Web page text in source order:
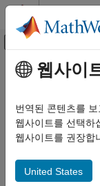
콘텐츠로 바로 가기
오프캔버
문서 홈
카테고리
Data Acquisition
Image Acquisition
Industrial
주요 콘텐츠
웹사이
번역된 콘텐츠를
웹사이트를 선택하
웹사이트를 권장합
United States